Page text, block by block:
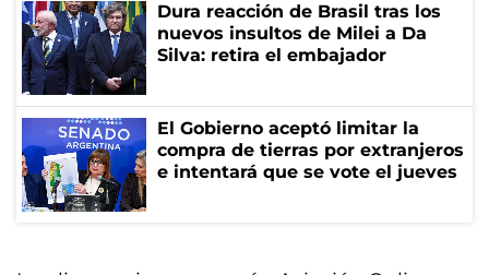
Dura reacción de Brasil tras los
nuevos insultos de Milei a Da
Silva: retira el embajador
El Gobierno aceptó limitar la
compra de tierras por extranjeros
e intentará que se vote el jueves